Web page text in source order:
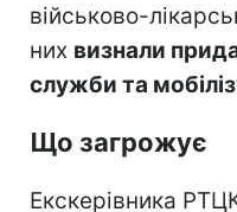
військово-
них визнали
служби та
Що загрожує
Екскерівника